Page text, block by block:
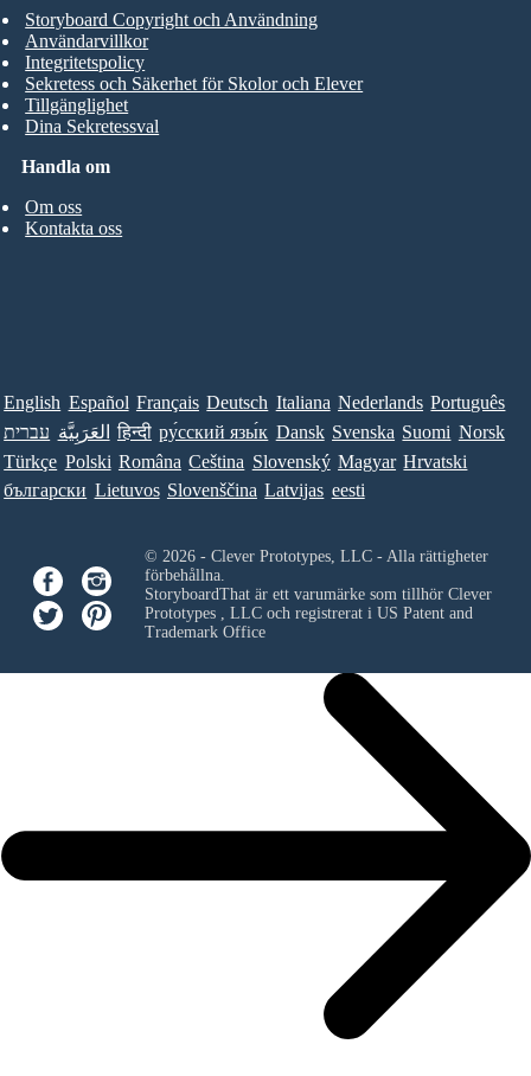
Handla om
Om oss
Kontakta oss
Storyboard Copyright och Användning
Användarvillkor
Integritetspolicy
Sekretess och Säkerhet för Skolor och Elever
Tillgänglighet
Dina Sekretessval
English Español Français Deutsch Italiana Nederlands Português
עברית العَرَبِيَّة हिन्दी ру́сский язы́к Dansk Svenska Suomi Norsk
Türkçe Polski Româna Ceština Slovenský Magyar Hrvatski
български Lietuvos Slovenščina Latvijas eesti
© 2026 - Clever Prototypes, LLC - Alla rättigheter
förbehållna.
StoryboardThat är ett varumärke som tillhör Clever
Prototypes , LLCoch registrerat i US Patent and
Trademark Office